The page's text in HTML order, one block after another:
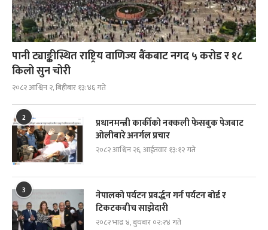
पानी ट्याङ्कीस्थित राष्ट्रिय वाणिज्य बैंकबाट नगद ५ करोड र १८
किलो सुन चोरी
२०८२ आश्विन २, बिहीबार १३:४६ गते
2
प्रधानमन्त्री कार्कीको नक्कली फेसबुक पेजबाट
ओलीबारे अनर्गल प्रचार
२०८२ आश्विन २६, आईतवार १३:१२ गते
3
नेपालको पर्यटन प्रवर्द्धन गर्न पर्यटन बोर्ड र
टिकटकबीच साझेदारी
२०८२ भाद्र ४, बुधबार ०२:२४ गते